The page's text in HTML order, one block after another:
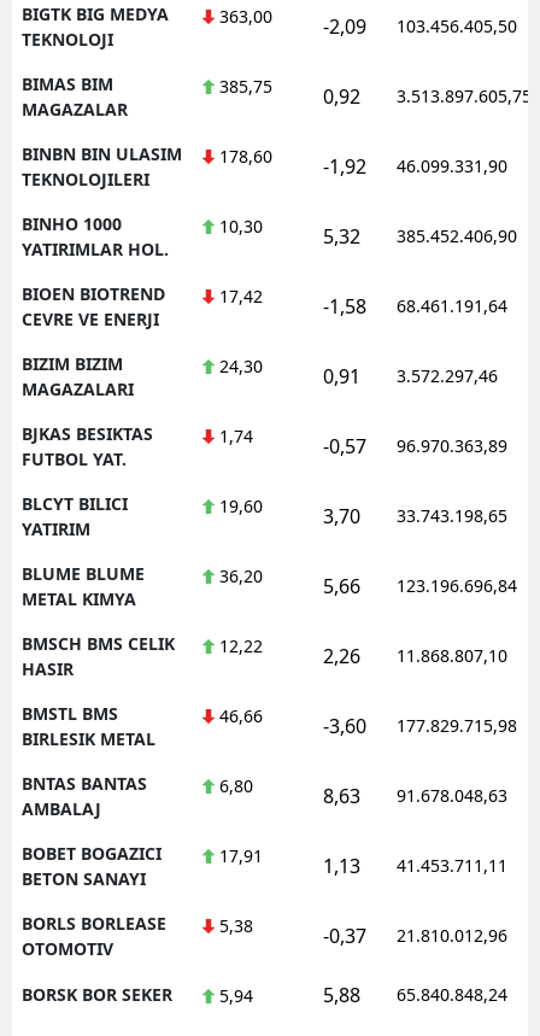
BIGTK BIG MEDYA
TEKNOLOJI
363,00 -2,09 103.456.405,50
BIMAS BIM
MAGAZALAR
385,75 0,92 3.513.897.605,75
BINBN BIN ULASIM
TEKNOLOJILERI
178,60 -1,92 46.099.331,90
BINHO 1000
YATIRIMLAR HOL.
10,30 5,32 385.452.406,90
BIOEN BIOTREND
CEVRE VE ENERJI
17,42 -1,58 68.461.191,64
BIZIM BIZIM
MAGAZALARI
24,30 0,91 3.572.297,46
BJKAS BESIKTAS
FUTBOL YAT.
1,74 -0,57 96.970.363,89
BLCYT BILICI
YATIRIM
19,60 3,70 33.743.198,65
BLUME BLUME
METAL KIMYA
36,20 5,66 123.196.696,84
BMSCH BMS CELIK
HASIR
12,22 2,26 11.868.807,10
BMSTL BMS
BIRLESIK METAL
46,66 -3,60 177.829.715,98
BNTAS BANTAS
AMBALAJ
6,80 8,63 91.678.048,63
BOBET BOGAZICI
BETON SANAYI
17,91 1,13 41.453.711,11
BORLS BORLEASE
OTOMOTIV
5,38 -0,37 21.810.012,96
BORSK BOR SEKER 5,94 5,88 65.840.848,24